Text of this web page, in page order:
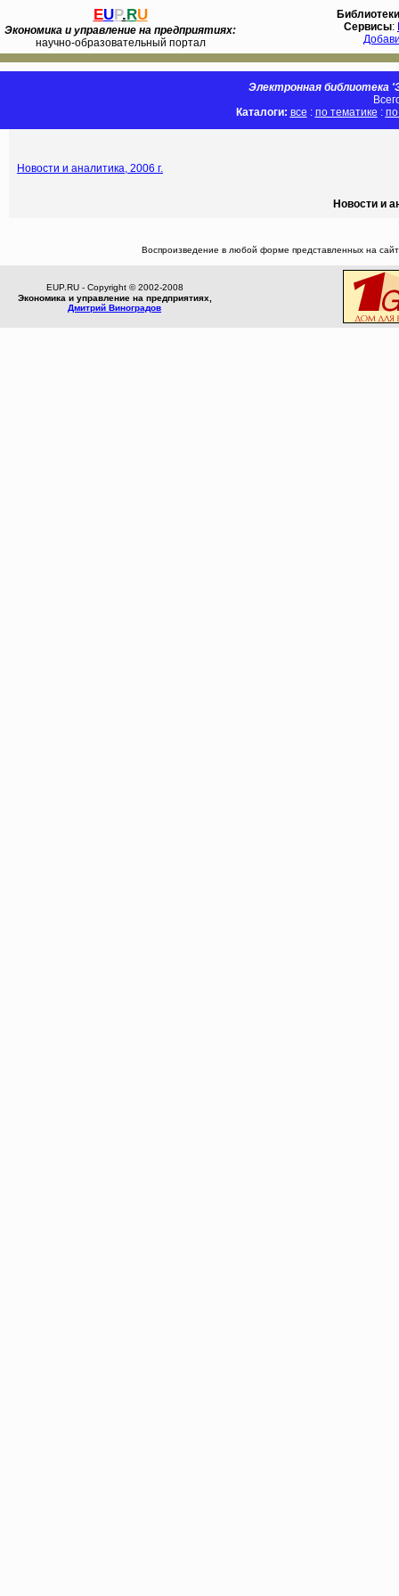
EUP.RU
Экономика и управление на предприятиях:
научно-образовательный портал
Библиотеки
Сервисы:
Электронная библиотека
Каталоги: все : по тематике :
Новости и аналитика, 2006 г.
Новости и
Воспроизведение в любой форме представленных на
EUP.RU - Copyright © 2002-2008
Экономика и управление на предприятиях,
Дмитрий Виноградов